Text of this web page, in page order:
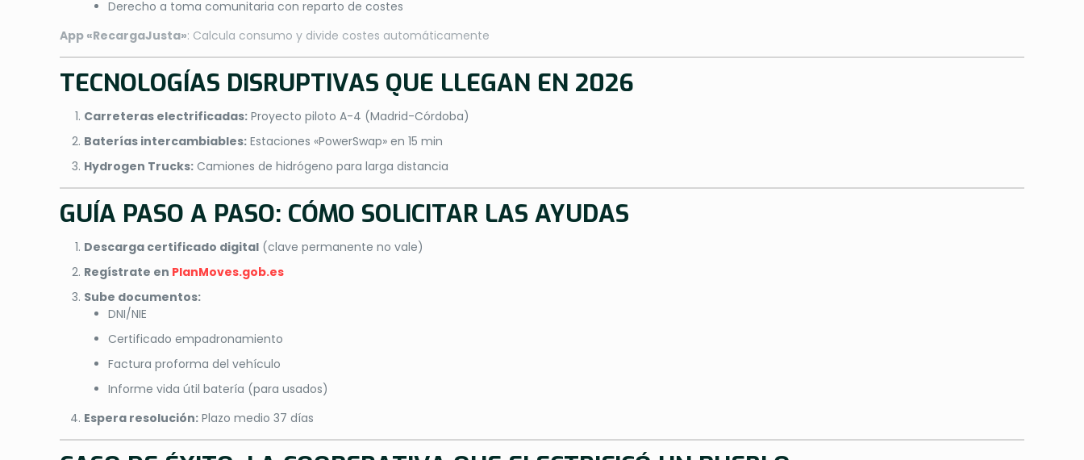
Derecho a toma comunitaria con reparto de costes
App «RecargaJusta»: Calcula consumo y divide costes automáticamente
TECNOLOGÍAS DISRUPTIVAS QUE LLEGAN EN 2026
Carreteras electrificadas: Proyecto piloto A-4 (Madrid-Córdoba)
Baterías intercambiables: Estaciones «PowerSwap» en 15 min
Hydrogen Trucks: Camiones de hidrógeno para larga distancia
GUÍA PASO A PASO: CÓMO SOLICITAR LAS AYUDAS
Descarga certificado digital (clave permanente no vale)
Regístrate en PlanMoves.gob.es
Sube documentos:
DNI/NIE
Certificado empadronamiento
Factura proforma del vehículo
Informe vida útil batería (para usados)
Espera resolución: Plazo medio 37 días